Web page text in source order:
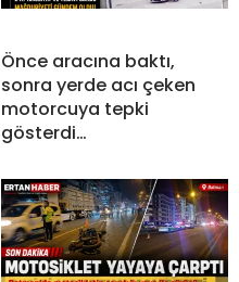
Önce aracına baktı,
sonra yerde acı çeken
motorcuya tepki
gösterdi…